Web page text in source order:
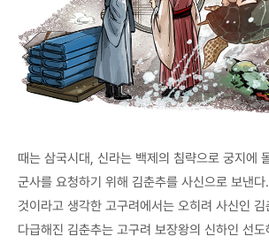
때는 삼국시대, 신라는 백제의 침략으로 궁지에
군사를 요청하기 위해 김춘추를 사신으로 보낸
것이라고 생각한 고구려에서는 오히려 사신인
다급해진 김춘추는 고구려 보장왕의 신하인 선